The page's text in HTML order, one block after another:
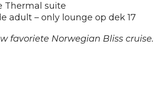
Thermal suite
adult – only lounge op dek 17
favoriete Norwegian Bliss cruise.